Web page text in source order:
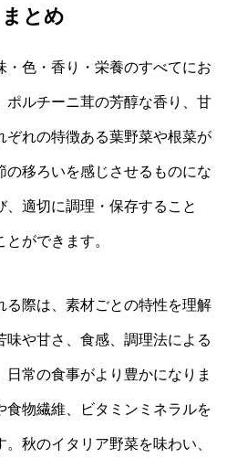
まとめ
・色・香り・栄養のすべてにお
ポルチーニ茸の芳醇な香り、甘
ぞれの特徴ある葉野菜や根菜が
の移ろいを感じさせるものにな
、適切に調理・保存すること
ができます。
る際は、素材ごとの特性を理解
味や甘さ、食感、調理法による
日常の食事がより豊かになりま
食物繊維、ビタミンミネラルを
秋のイタリア野菜を味わい、